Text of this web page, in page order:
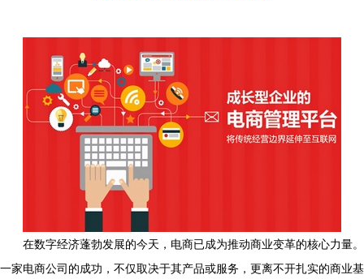
在数字经济蓬勃发展的今天，电商已成为推动商业变革的核心力量。
一家电商公司的成功，不仅取决于其产品或服务，更离不开扎实的商业基